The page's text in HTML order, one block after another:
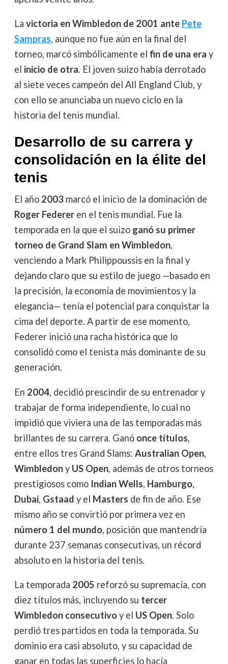
La victoria en Wimbledon de 2001 ante Pete
Sampras, aunque no fue aún en la final del
torneo, marcó simbólicamente el fin de una era y
el inicio de otra. El joven suizo había derrotado
al siete veces campeón del All England Club, y
con ello se anunciaba un nuevo ciclo en la
historia del tenis mundial.
Desarrollo de su carrera y
consolidación en la élite del
tenis
El año 2003marcó el inicio de la dominación de
Roger Federeren el tenis mundial. Fue la
temporada en la que el suizo ganó su primer
torneo de Grand Slam en Wimbledon,
venciendo a Mark Philippoussis en la final y
dejando claro que su estilo de juego —basado en
la precisión, la economía de movimientos y la
elegancia— tenía el potencial para conquistar la
cima del deporte. A partir de ese momento,
Federer inició una racha histórica que lo
consolidó como el tenista más dominante de su
generación.
En 2004, decidió prescindir de su entrenador y
trabajar de forma independiente, lo cual no
impidió que viviera una de las temporadas más
brillantes de su carrera. Ganó once títulos,
entre ellos tres Grand Slams: Australian Open,
Wimbledony US Open, además de otros torneos
prestigiosos como Indian Wells, Hamburgo,
Dubai, Gstaad y el Masters de fin de año. Ese
mismo año se convirtió por primera vez en
número 1 del mundo, posición que mantendría
durante 237 semanas consecutivas, un récord
absoluto en la historia del tenis.
La temporada 2005 reforzó su supremacía, con
diez títulos más, incluyendo su tercer
Wimbledon consecutivoy el US Open. Solo
perdió tres partidos en toda la temporada. Su
dominio era casi absoluto, y su capacidad de
ganar en todas las superficies lo hacía